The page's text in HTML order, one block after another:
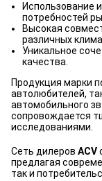
Использование
потребностей
Высокая
различных
Уникальное
качества.
Продукция марки
автолюбителей,
автомобильного
сопровождается
исследованиями.
Сеть дилеров ACV
предлагая
так и